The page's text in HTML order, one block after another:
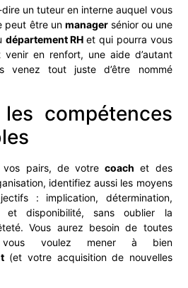
un tuteur en interne auquel vous
peut être un managersénior ou une
département RHet qui pourra vous
en renfort, une aide d’autant
venez tout juste d’être nommé
compétences
vos pairs, de votrecoach et des
identifiez aussi les moyens
: implication, détermination,
et disponibilité, sans oublier la
Vous aurez besoin de toutes
voulez mener à bien
(et votre acquisition de nouvelles